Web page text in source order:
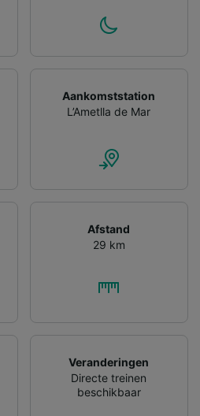
Aankomststation
L’Ametlla de Mar
Afstand
29 km
Veranderingen
Directe treinen
beschikbaar
verwerken gegevens
gebruiken. De
op een apparaat
Gepersonaliseerde
en